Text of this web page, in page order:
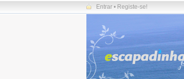
Entrar • Registe-se!